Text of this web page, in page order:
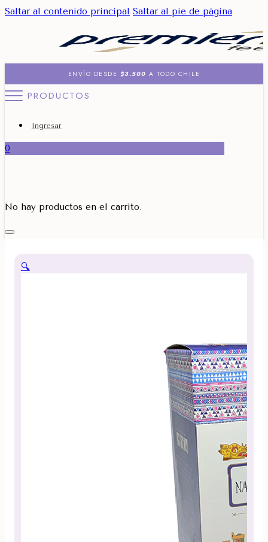
Saltar al contenido principal Saltar al pie de página
ENVÍO DESDE $3.500 A TODO CHILE
PRODUCTOS
Ingresar
0
No hay productos en el carrito.
🔍